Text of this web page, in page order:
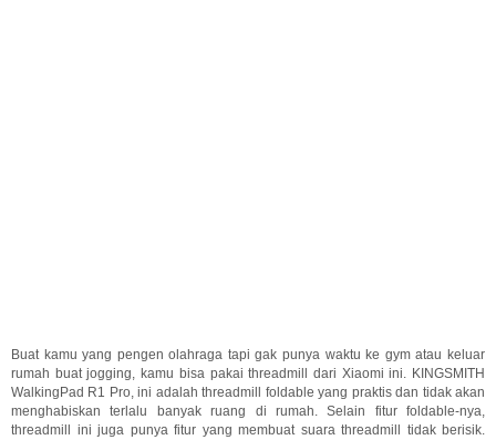
Buat kamu yang pengen olahraga tapi gak punya waktu ke gym atau keluar
rumah buat jogging, kamu bisa pakai threadmill dari Xiaomi ini. KINGSMITH
WalkingPad R1 Pro, ini adalah threadmill foldable yang praktis dan tidak akan
menghabiskan terlalu banyak ruang di rumah. Selain fitur foldable-nya,
threadmill ini juga punya fitur yang membuat suara threadmill tidak berisik.